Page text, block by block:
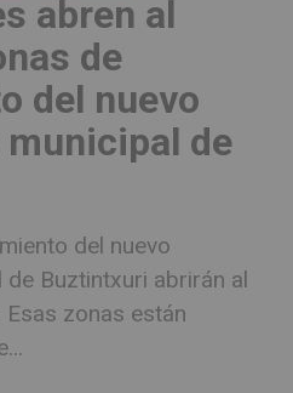
abren al
de
del nuevo
de
del nuevo
Buztintxuri abrirán al
zonas están